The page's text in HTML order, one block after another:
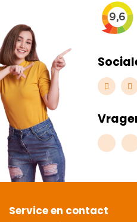
Service en contact